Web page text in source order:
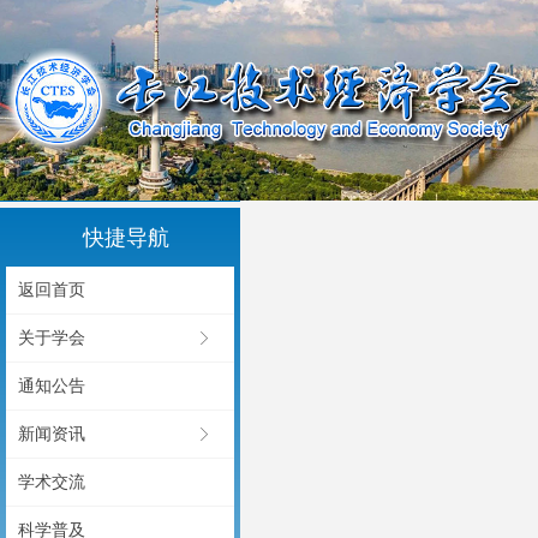
快捷导航
返回首页
关于学会 ꁕ
通知公告
新闻资讯 ꁕ
学术交流
科学普及